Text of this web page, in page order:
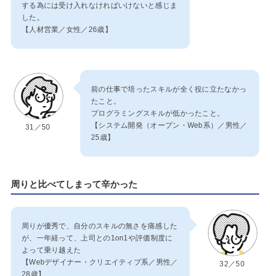
する為には受け入れなければいけないと感じま
した。
【人材営業／女性／26歳】
31／50
前の仕事で培ったスキルが全く役に立たなかっ
たこと。
プログラミングスキルが低かったこと。
【システム開発（オープン・Web系）／男性／
25歳】
周りと比べてしまって辛かった
周りが優秀で、自分のスキルの無さを痛感した
が、一年経って、上司との1on1や評価制度に
よって乗り越えた
【Webデザイナー・クリエイティブ系／男性／
28歳】
32／50